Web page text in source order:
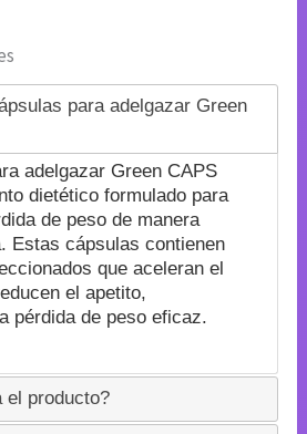
para adelgazar Green
adelgazar Green CAPS
dietético formulado para
de peso de manera
Estas cápsulas contienen
que aceleran el
el apetito,
pérdida de peso eficaz.
el producto?